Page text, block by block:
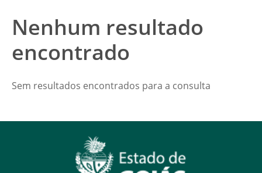
Nenhum resultado
encontrado
Sem resultados encontrados para a consulta